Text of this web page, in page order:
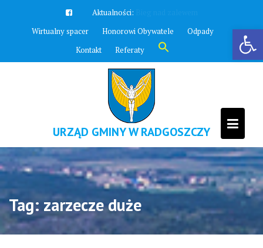
Otwórz pasek narzędzi
Aktualności:
Wirtualny spacer
Honorowi Obywatele
Odpady
Kontakt
Referaty Search
for:
Search Button
URZĄD GMINY W RADGOSZCZY
Tag:zarzecze duże